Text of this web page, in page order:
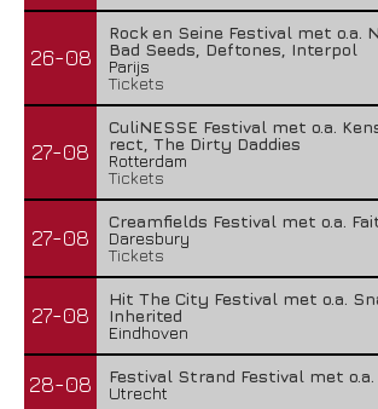
26-08
Rock en Seine Festival met o.a.
Bad Seeds, Deftones, Interpol
Parijs
Tickets
27-08
CuliNESSE Festival met o.a.
rect, The Dirty Daddies
Rotterdam
Tickets
27-08
Creamfields Festival met o.a.
Daresbury
Tickets
27-08
Hit The City Festival met o.a.
Inherited
Eindhoven
28-08
Festival Strand Festival met
Utrecht